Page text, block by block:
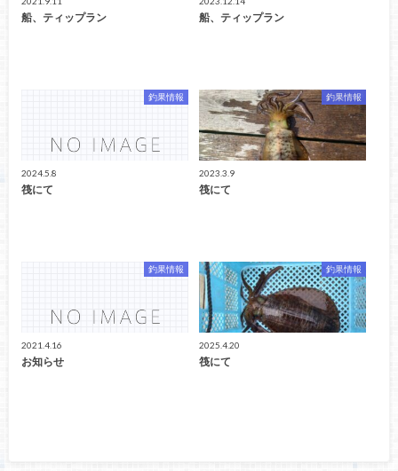
船、ティップラン 船、ティップラン
釣果情報
2024.5.8
筏にて
釣果情報
2023.3.9
筏にて
釣果情報
2021.4.16
お知らせ
釣果情報
2025.4.20
筏にて